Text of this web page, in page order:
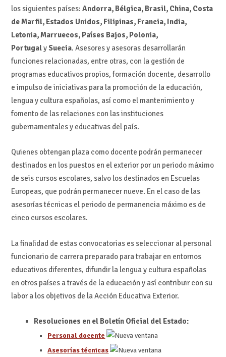
los siguientes países: Andorra, Bélgica, Brasil, China, Costa
de Marfil, Estados Unidos, Filipinas, Francia, India,
Letonia, Marruecos, Países Bajos, Polonia,
PortugalySuecia. Asesores y asesoras desarrollarán
funciones relacionadas, entre otras, con la gestión de
programas educativos propios, formación docente, desarrollo
e impulso de iniciativas para la promoción de la educación,
lengua y cultura españolas, así como el mantenimiento y
fomento de las relaciones con las instituciones
gubernamentales y educativas del país.
Quienes obtengan plaza como docente podrán permanecer
destinados en los puestos en el exterior por un periodo máximo
de seis cursos escolares, salvo los destinados en Escuelas
Europeas, que podrán permanecer nueve. En el caso de las
asesorías técnicas el periodo de permanencia máximo es de
cinco cursos escolares.
La finalidad de estas convocatorias es seleccionar al personal
funcionario de carrera preparado para trabajar en entornos
educativos diferentes, difundir la lengua y cultura españolas
en otros países a través de la educación y así contribuir con su
labor a los objetivos de la Acción Educativa Exterior.
Resoluciones en ​el Boletín Oficial del Estado:
Personal docente
Asesorías técnicas